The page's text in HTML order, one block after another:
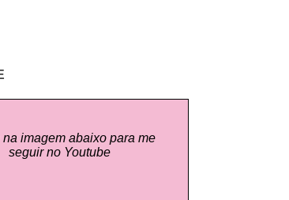
na imagem abaixo para me
seguir no Youtube